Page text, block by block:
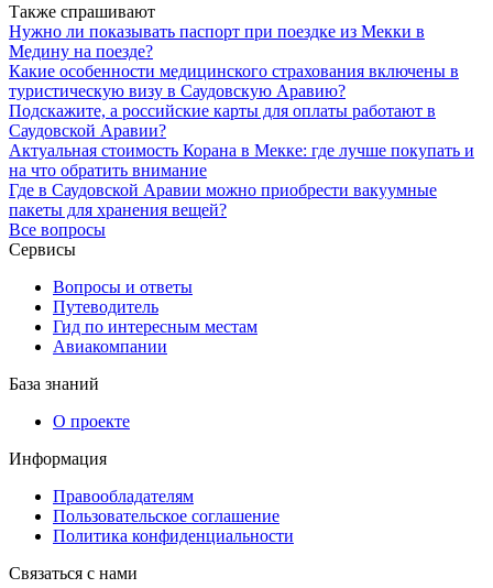
Также спрашивают
Нужно ли показывать паспорт при поездке из Мекки в
Медину на поезде?
Какие особенности медицинского страхования включены в
туристическую визу в Саудовскую Аравию?
Подскажите, а российские карты для оплаты работают в
Саудовской Аравии?
Актуальная стоимость Корана в Мекке: где лучше покупать и
на что обратить внимание
Где в Саудовской Аравии можно приобрести вакуумные
пакеты для хранения вещей?
Все вопросы
Сервисы
Вопросы и ответы
Путеводитель
Гид по интересным местам
Авиакомпании
База знаний
О проекте
Информация
Правообладателям
Пользовательское соглашение
Политика конфиденциальности
Связаться с нами